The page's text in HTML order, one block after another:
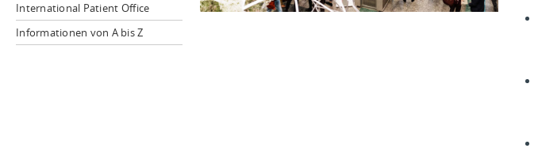
International Patient Office
Informationen von A bis Z